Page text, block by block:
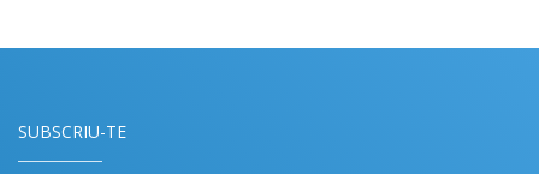
SUBSCRIU-TE